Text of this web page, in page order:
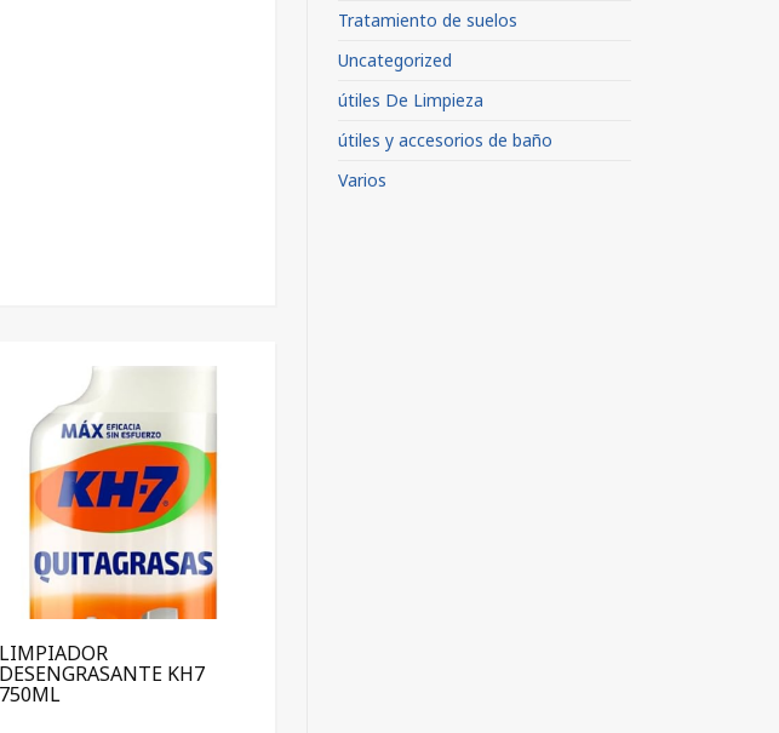
LIMPIADOR
DESENGRASANTE KH7
750ML
Tratamiento de suelos
Uncategorized
útiles De Limpieza
útiles y accesorios de baño
Varios